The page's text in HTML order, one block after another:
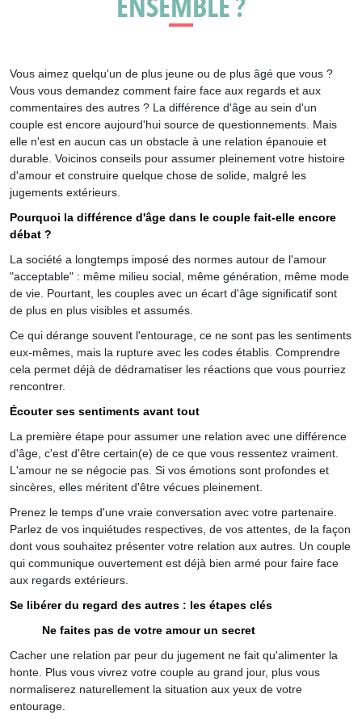
Vous aimez quelqu'un de plus jeune ou de plus âgé que vous ?
Vous vous demandez comment faire face aux regards et aux
commentaires des autres ? La différence d'âge au sein d'un
couple est encore aujourd'hui source de questionnements. Mais
elle n'est en aucun cas un obstacle à une relation épanouie et
durable. Voicinos conseils pour assumer pleinement votre histoire
d'amour et construire quelque chose de solide, malgré les
jugements extérieurs.
Pourquoi la différence d'âge dans le couple fait-elle encore
débat ?
La société a longtemps imposé des normes autour de l'amour
"acceptable" : même milieu social, même génération, même mode
de vie. Pourtant, les couples avec un écart d'âge significatif sont
de plus en plus visibles et assumés.
Ce qui dérange souvent l'entourage, ce ne sont pas les sentiments
eux-mêmes, mais la rupture avec les codes établis. Comprendre
cela permet déjà de dédramatiser les réactions que vous pourriez
rencontrer.
Écouter ses sentiments avant tout
La première étape pour assumer une relation avec une différence
d'âge, c'est d'être certain(e) de ce que vous ressentez vraiment.
L'amour ne se négocie pas. Si vos émotions sont profondes et
sincères, elles méritent d'être vécues pleinement.
Prenez le temps d'une vraie conversation avec votre partenaire.
Parlez de vos inquiétudes respectives, de vos attentes, de la façon
dont vous souhaitez présenter votre relation aux autres. Un couple
qui communique ouvertement est déjà bien armé pour faire face
aux regards extérieurs.
Se libérer du regard des autres : les étapes clés
Ne faites pas de votre amour un secret
Cacher une relation par peur du jugement ne fait qu'alimenter la
honte. Plus vous vivrez votre couple au grand jour, plus vous
normaliserez naturellement la situation aux yeux de votre
entourage.